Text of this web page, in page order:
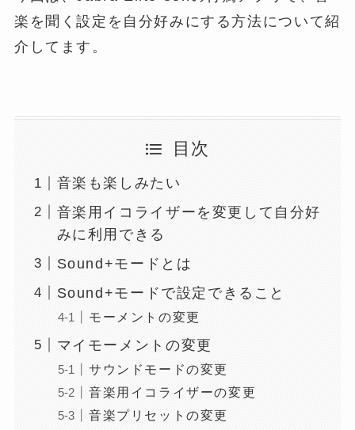
楽を聞く設定を自分好みにする方法について紹
介してます。
目次
音楽も楽しみたい
音楽用イコライザーを変更して自分好
みに利用できる
Sound+モードとは
Sound+モードで設定できること
モーメントの変更
マイモーメントの変更
サウンドモードの変更
音楽用イコライザーの変更
音楽プリセットの変更